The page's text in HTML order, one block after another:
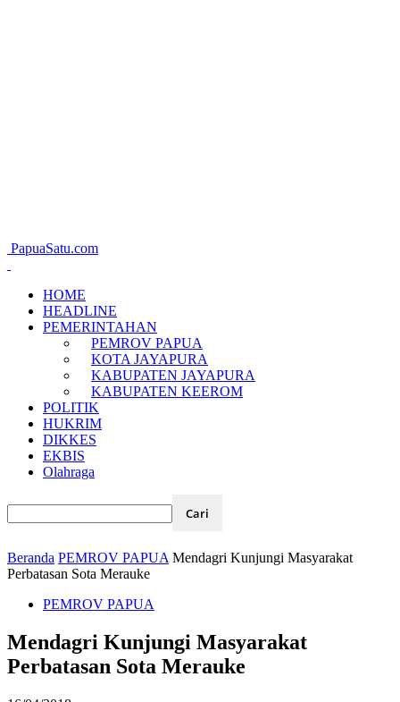
PapuaSatu.com
HOME
HEADLINE
PEMERINTAHAN
PEMROV PAPUA
KOTA JAYAPURA
KABUPATEN JAYAPURA
KABUPATEN KEEROM
POLITIK
HUKRIM
DIKKES
EKBIS
Olahraga
Beranda PEMROV PAPUA Mendagri Kunjungi Masyarakat
Perbatasan Sota Merauke
PEMROV PAPUA
Mendagri Kunjungi Masyarakat
Perbatasan Sota Merauke